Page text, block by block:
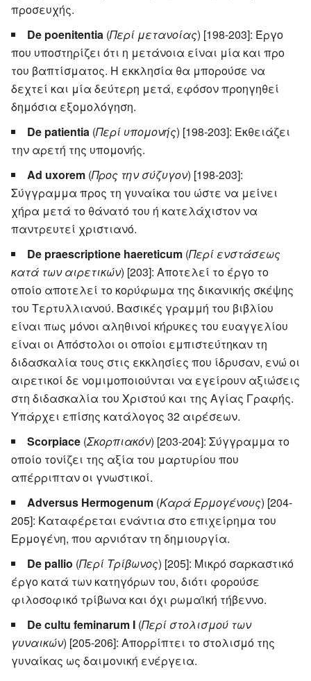
προσευχής.
De poenitentia (Περί μετανοίας) [198-203]: Έργο
που υποστηρίζει ότι η μετάνοια είναι μία και προ
του βαπτίσματος. Η εκκλησία θα μπορούσε να
δεχτεί και μία δεύτερη μετά, εφόσον προηγηθεί
δημόσια εξομολόγηση.
De patientia (Περί υπομονής) [198-203]: Εκθειάζει
την αρετή της υπομονής.
Ad uxorem (Προς την σύζυγον) [198-203]:
Σύγγραμμα προς τη γυναίκα του ώστε να μείνει
χήρα μετά το θάνατό του ή κατελάχιστον να
παντρευτεί χριστιανό.
De praescriptione haereticum (Περί ενστάσεως
κατά των αιρετικών) [203]: Αποτελεί το έργο το
οποίο αποτελεί το κορύφωμα της δικανικής σκέψης
του Τερτυλλιανού. Βασικές γραμμή του βιβλίου
είναι πως μόνοι αληθινοί κήρυκες του ευαγγελίου
είναι οι Απόστολοι οι οποίοι εμπιστεύτηκαν τη
διδασκαλία τους στις εκκλησίες που ίδρυσαν, ενώ οι
αιρετικοί δε νομιμοποιούνται να εγείρουν αξιώσεις
στη διδασκαλία του Χριστού και της Αγίας Γραφής.
Υπάρχει επίσης κατάλογος 32 αιρέσεων.
Scorpiace (Σκορπιακόν) [203-204]: Σύγγραμμα το
οποίο τονίζει της αξία του μαρτυρίου που
απέρριπταν οι γνωστικοί.
Adversus Hermogenum (Καρά Ερμογένους) [204-
205]: Καταφέρεται ενάντια στο επιχείρημα του
Ερμογένη, που αρνιόταν τη δημιουργία.
De pallio (Περί Τρίβωνος) [205]: Μικρό σαρκαστικό
έργο κατά των κατηγόρων του, διότι φορούσε
φιλοσοφικό τρίβωνα και όχι ρωμαϊκή τήβεννο.
De cultu feminarum I (Περί στολισμού των
γυναικών) [205-206]: Απορρίπτει το στολισμό της
γυναίκας ως δαιμονική ενέργεια.